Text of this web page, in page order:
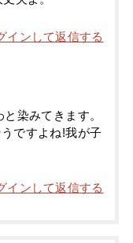
インして返信する
染みてきます。
ですよね!我が子
インして返信する